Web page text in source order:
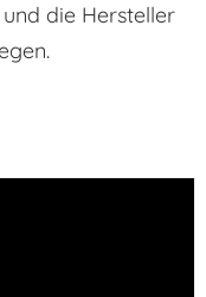
die Hersteller